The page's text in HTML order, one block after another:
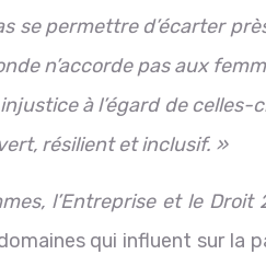
se permettre d’écarter
n’accorde pas aux
à l’égard de
résilient et inclusif. »
l’Entreprise et le Droit
qui influent sur la